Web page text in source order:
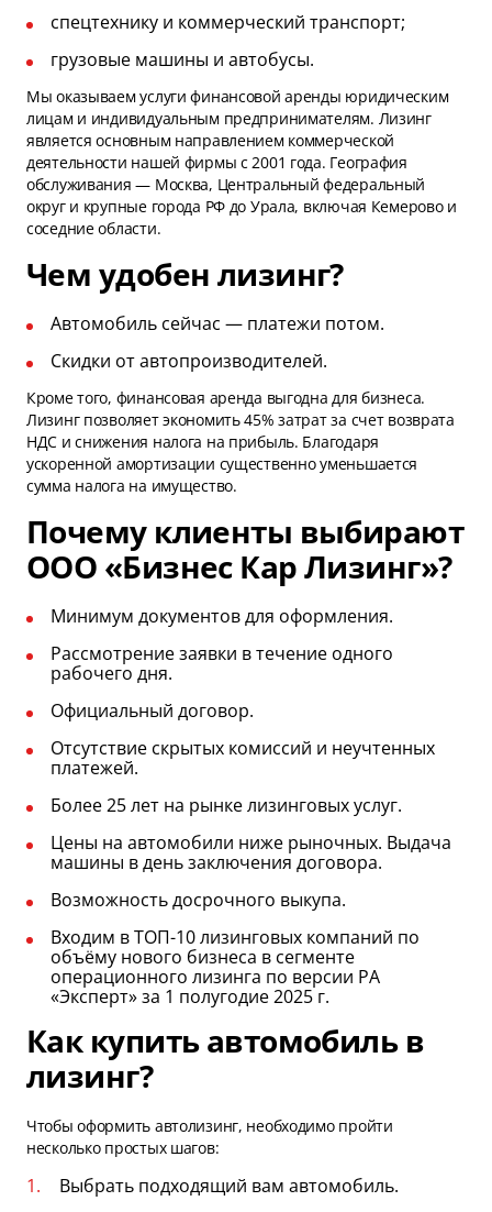
спецтехнику и коммерческий транспорт;
грузовые машины и автобусы.
Мы оказываем услуги финансовой аренды юридическим
лицам и индивидуальным предпринимателям. Лизинг
является основным направлением коммерческой
деятельности нашей фирмы с 2001 года. География
обслуживания — Москва, Центральный федеральный
округ и крупные города РФ до Урала, включая Кемерово и
соседние области.
Чем удобен лизинг?
Автомобиль сейчас — платежи потом.
Скидки от автопроизводителей.
Кроме того, финансовая аренда выгодна для бизнеса.
Лизинг позволяет экономить 45% затрат за счет возврата
НДС и снижения налога на прибыль. Благодаря
ускоренной амортизации существенно уменьшается
сумма налога на имущество.
Почему клиенты выбирают
ООО «Бизнес Кар Лизинг»?
Минимум документов для оформления.
Рассмотрение заявки в течение одного
рабочего дня.
Официальный договор.
Отсутствие скрытых комиссий и неучтенных
платежей.
Более 25 лет на рынке лизинговых услуг.
Цены на автомобили ниже рыночных. Выдача
машины в день заключения договора.
Возможность досрочного выкупа.
Входим в ТОП-10 лизинговых компаний по
объёму нового бизнеса в сегменте
операционного лизинга по версии РА
«Эксперт» за 1 полугодие 2025 г.
Как купить автомобиль в
лизинг?
Чтобы оформить автолизинг, необходимо пройти
несколько простых шагов:
Выбрать подходящий вам автомобиль.